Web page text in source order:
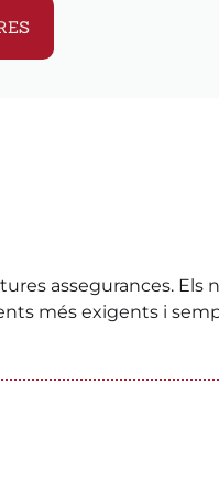
assegurances.
més exigents i